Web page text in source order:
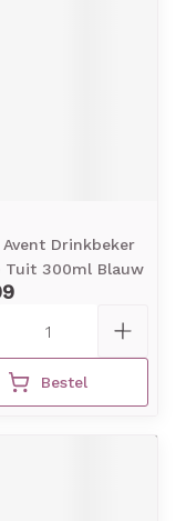
Drinkbeker
Tuit 300ml Blauw
Bestel